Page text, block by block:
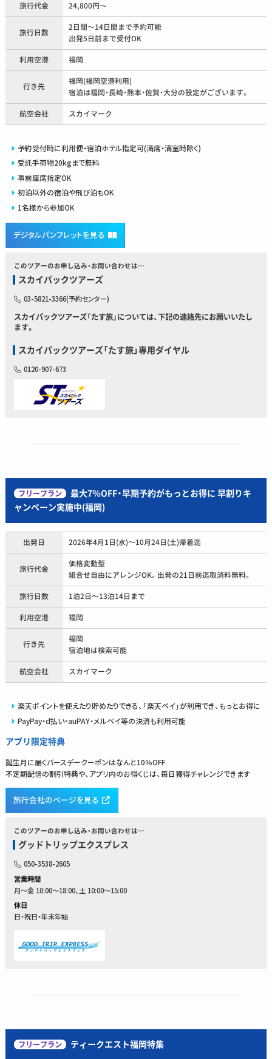
旅行代金 24,800円～
旅行日数
2日間～14日間まで予約可能
出発5日前まで受付OK
利用空港 福岡
行き先
福岡(福岡空港利用)
宿泊は福岡・長崎・熊本・佐賀・大分の設定がございます。
航空会社 スカイマーク
予約受付時に利用便・宿泊ホテル指定可(満席・満室時除く)
受託手荷物20kgまで無料
事前座席指定OK
初泊以外の宿泊や飛び泊もOK
1名様から参加OK
デジタルパンフレットを見る
このツアーのお申し込み・お問い合わせは…
スカイパックツアーズ
03-5821-3366(予約センター)
スカイパックツアーズ「たす旅」については、下記の連絡先にお願いいたし
ます。
スカイパックツアーズ「たす旅」専用ダイヤル
0120-907-673
フリープラン
最大7％OFF・早期予約がもっとお得に 早割りキ
ャンペーン実施中(福岡)
出発日 2026年4月1日(水)～10月24日(土)帰着迄
旅行代金
価格変動型
組合せ自由にアレンジOK。出発の21日前迄取消料無料。
旅行日数 1泊2日〜13泊14日まで
利用空港 福岡
行き先
福岡
宿泊地は検索可能
航空会社 スカイマーク
楽天ポイントを使えたり貯めたりできる、「楽天ペイ」が利用でき、もっとお得に
PayPay・d払い・auPAY・メルペイ等の決済も利用可能
アプリ限定特典
誕生月に届くバースデークーポンはなんと10％OFF
不定期配信の割引特典や、アプリ内のお得くじは、毎日獲得チャレンジできます
旅行会社のページを見る
このツアーのお申し込み・お問い合わせは…
グッドトリップエクスプレス
050-3538-2605
営業時間
月～金 10:00～18:00、土 10:00～15:00
休日
日・祝日・年末年始
フリープラン ティークエスト福岡特集